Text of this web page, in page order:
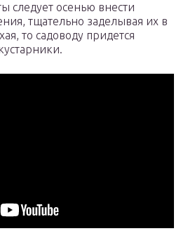
следует осенью внести
тщательно заделывая их в
то садоводу придется